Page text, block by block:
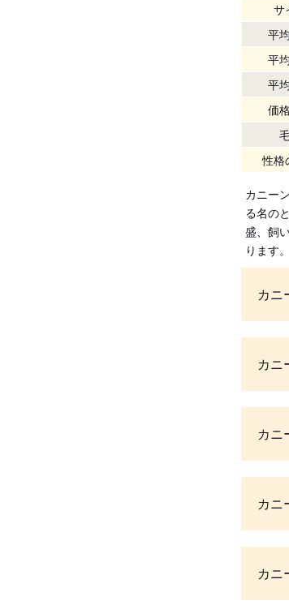
サ
平
平
平
価
性格
カニー
る名の
盛、飼
ります。
カニ
カニ
カニ
カニ
カニ